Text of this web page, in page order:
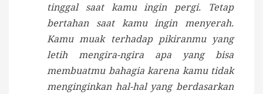
tinggal saat kamu ingin pergi. Tetap
bertahan saat kamu ingin menyerah.
Kamu muak terhadap pikiranmu yang
letih mengira-ngira apa yang bisa
membuatmu bahagia karena kamu tidak
menginginkan hal-hal yang berdasarkan